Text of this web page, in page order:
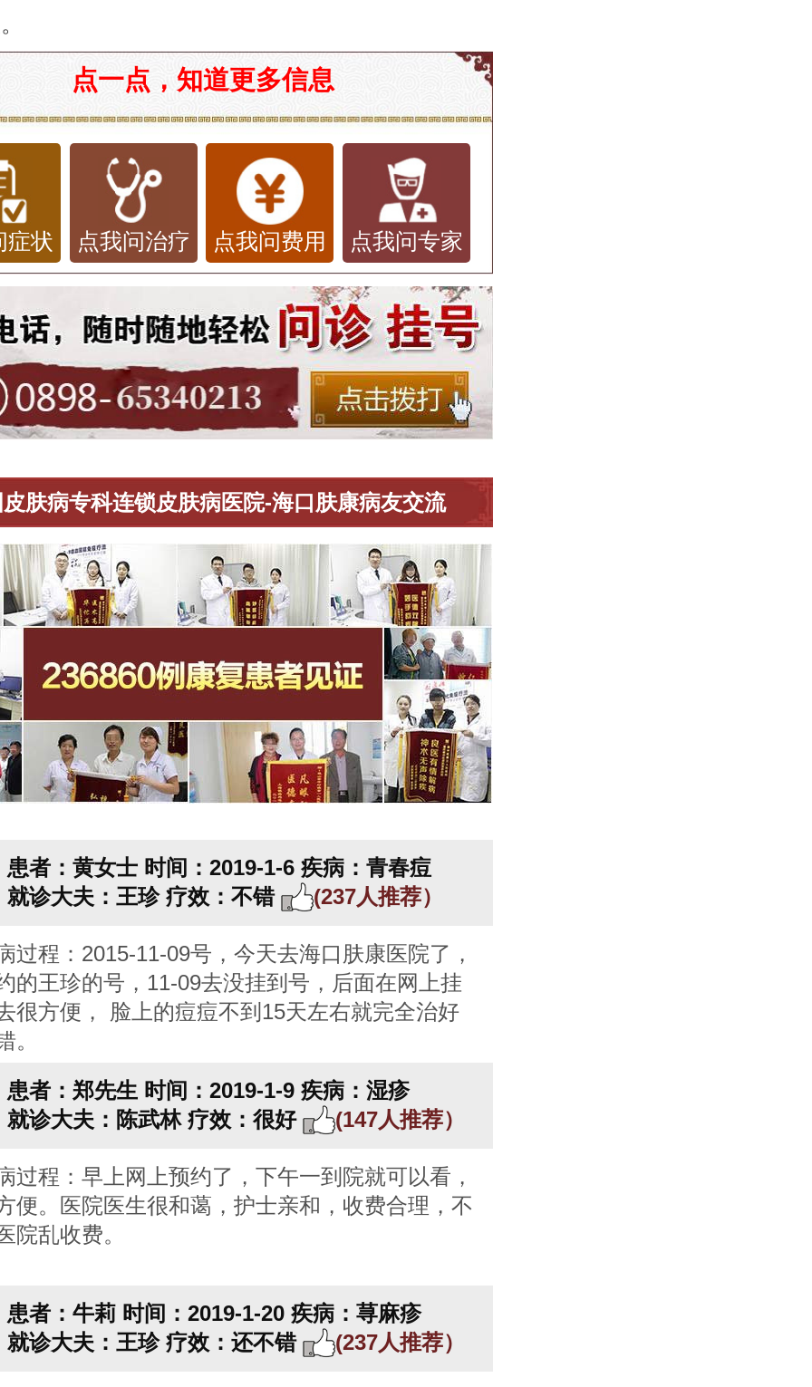
点一点，知道更多信息
症状 点我问治疗 点我问费用 点我问专家
肤病专科连锁皮肤病医院-海口肤康病友交流
患者：黄女士 时间：2019-1-6 疾病：青春痘
就诊大夫：王珍 疗效：不错 (237人推荐）
过程：2015-11-09号，今天去海口肤康医院了，
的王珍的号，11-09去没挂到号，后面在网上挂
很方便， 脸上的痘痘不到15天左右就完全治好
。
患者：郑先生 时间：2019-1-9 疾病：湿疹
就诊大夫：陈武林 疗效：很好 (147人推荐）
过程：早上网上预约了，下午一到院就可以看，
便。医院医生很和蔼，护士亲和，收费合理，不
院乱收费。
患者：牛莉 时间：2019-1-20 疾病：荨麻疹
就诊大夫：王珍 疗效：还不错 (237人推荐）